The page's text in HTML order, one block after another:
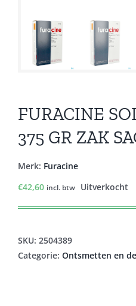
FURACINE
375 GR ZAK
Merk: Furacine
€42,60 incl. btw Uitverkocht
SKU: 2504389
Categorie: Ontsmetten en